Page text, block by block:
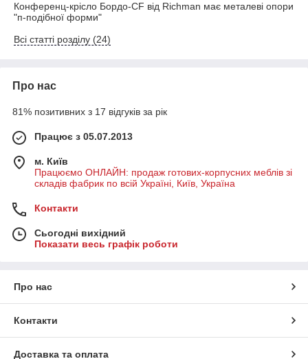
Конференц-крісло Бордо-CF від Richman має металеві опори
"п-подібної форми"
Всі статті розділу (24)
Про нас
81% позитивних з 17 відгуків за рік
Працює з 05.07.2013
м. Київ
Працюємо ОНЛАЙН: продаж готових-корпусних меблів зі
складів фабрик по всій Україні, Київ, Україна
Контакти
Сьогодні вихідний
Показати весь графік роботи
Про нас
Контакти
Доставка та оплата